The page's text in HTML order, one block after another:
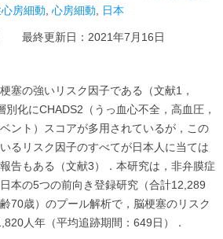
房細動 心房細動 日本
日 最終更新日： 2021年7月16日
塞の強いリスク因子である（文献1，
化にCHADS2（うっ血心不全，高血圧，
ント）スコアが多用されているが，この
るリスク因子のすべてが日本人に当ては
告もある（文献3）．本研究は，非弁膜症
本の5つの前向き登録研究（合計12,289
70歳）のプール解析で，脳梗塞のリスク
人年（平均追跡期間：649日）．